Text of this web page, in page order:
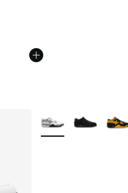
en baisse de € 129,99 à
Plus de couleurs